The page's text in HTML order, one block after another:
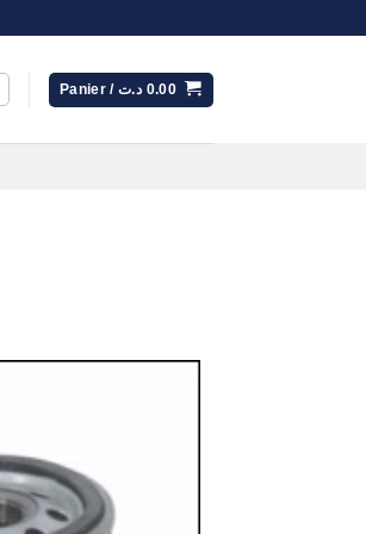
Panier / 0.00 د.ت